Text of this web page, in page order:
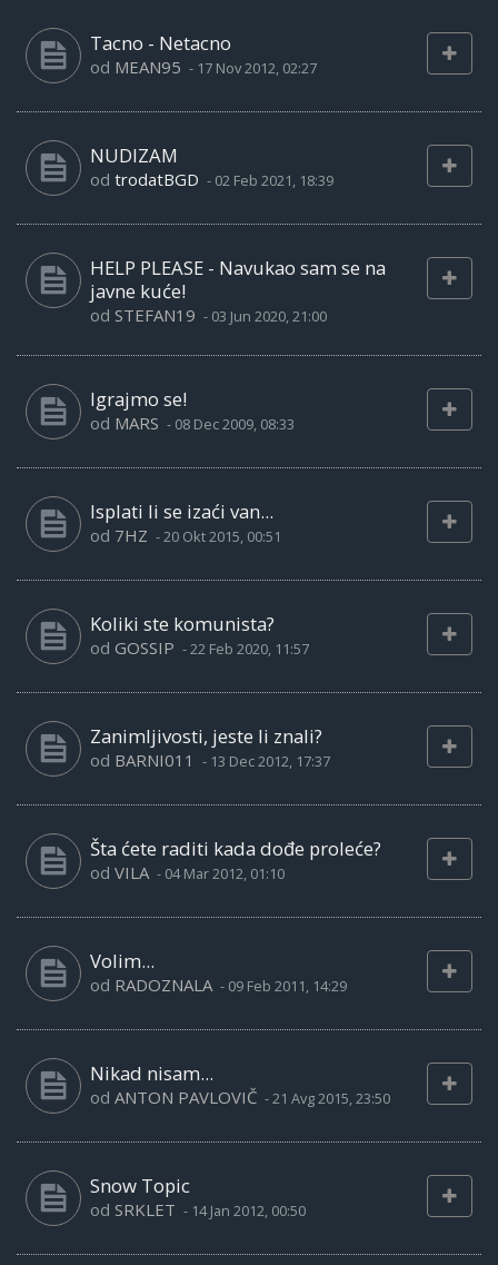
Tacno - Netacno
od MEAN95 - 17 Nov 2012, 02:27
NUDIZAM
od trodatBGD - 02 Feb 2021, 18:39
HELP PLEASE - Navukao sam se na
javne kuće!
od STEFAN19 - 03 Jun 2020, 21:00
Igrajmo se!
od MARS - 08 Dec 2009, 08:33
Isplati li se izaći van...
od 7HZ -20 Okt 2015, 00:51
Koliki ste komunista?
od GOSSIP -22 Feb 2020, 11:57
Zanimljivosti, jeste li znali?
od BARNI011 - 13 Dec 2012, 17:37
Šta ćete raditi kada dođe proleće?
od VILA - 04 Mar 2012, 01:10
Volim...
od RADOZNALA - 09 Feb 2011, 14:29
Nikad nisam...
od ANTON PAVLOVIČ -21 Avg 2015, 23:50
Snow Topic
od SRKLET - 14 Jan 2012, 00:50